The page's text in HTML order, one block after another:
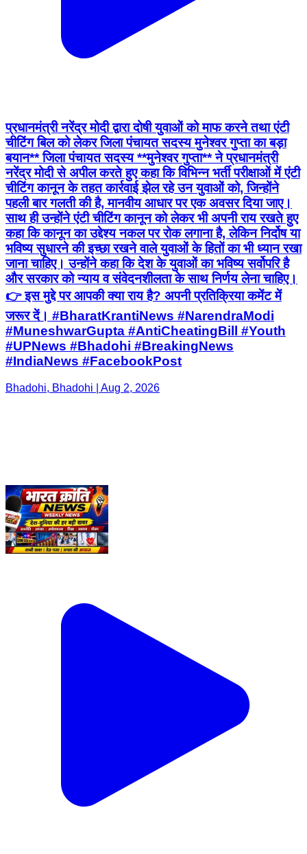
प्रधानमंत्री नरेंद्र मोदी द्वारा दोषी युवाओं को माफ करने तथा एंटी
चीटिंग बिल को लेकर जिला पंचायत सदस्य मुनेश्वर गुप्ता का बड़ा
बयान** जिला पंचायत सदस्य **मुनेश्वर गुप्ता** ने प्रधानमंत्री
नरेंद्र मोदी से अपील करते हुए कहा कि विभिन्न भर्ती परीक्षाओं में एंटी
चीटिंग कानून के तहत कार्रवाई झेल रहे उन युवाओं को, जिन्होंने
पहली बार गलती की है, मानवीय आधार पर एक अवसर दिया जाए।
साथ ही उन्होंने एंटी चीटिंग कानून को लेकर भी अपनी राय रखते हुए
कहा कि कानून का उद्देश्य नकल पर रोक लगाना है, लेकिन निर्दोष या
भविष्य सुधारने की इच्छा रखने वाले युवाओं के हितों का भी ध्यान रखा
जाना चाहिए। उन्होंने कहा कि देश के युवाओं का भविष्य सर्वोपरि है
और सरकार को न्याय व संवेदनशीलता के साथ निर्णय लेना चाहिए।
👉 इस मुद्दे पर आपकी क्या राय है? अपनी प्रतिक्रिया कमेंट में
जरूर दें। #BharatKrantiNews #NarendraModi
#MuneshwarGupta #AntiCheatingBill #Youth
#UPNews #Bhadohi #BreakingNews
#IndiaNews #FacebookPost
Bhadohi, Bhadohi | Aug 2, 2026
भदोही साप्ताहिक समाचार बुलेटिन। इस सप्ताह की सभी बड़ी और